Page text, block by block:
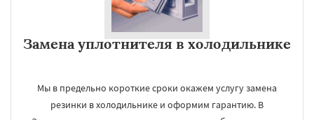
Замена уплотнителя в холодильнике
Мы в предельно короткие сроки окажем услугу замена
резинки в холодильнике и оформим гарантию. В